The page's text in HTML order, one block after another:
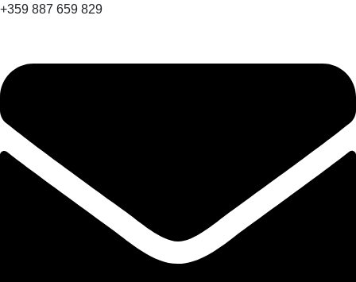
+359 887 659 829